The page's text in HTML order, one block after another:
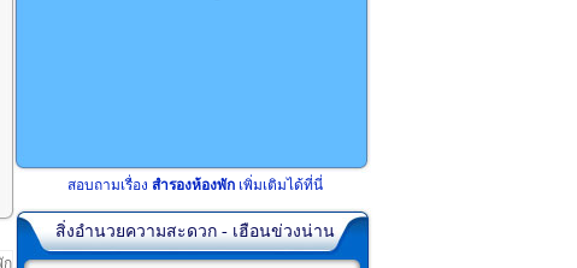
สอบถามเรื่อง สำรองห้องพัก เพิ่มเติมได้ที่นี่
สิ่งอำนวยความสะดวก - เฮือนข่วงน่าน